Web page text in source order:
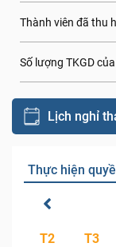
Thành viên đã thu
Số lượng TKGD
Lịch nghỉ
Thực hiện
T2 T3